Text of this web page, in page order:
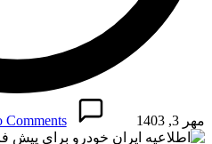
مهر 3, 1403 Comments